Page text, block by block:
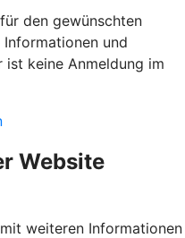
den gewünschten
und
keine Anmeldung im
Website
weiteren Informationen